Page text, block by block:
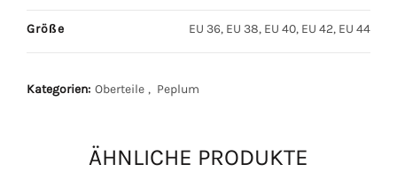
Größe EU 36, EU 38, EU 40, EU 42, EU 44
Kategorien: Oberteile , Peplum
ÄHNLICHE PRODUKTE